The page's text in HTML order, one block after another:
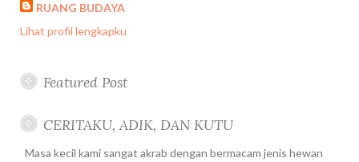
RUANG BUDAYA
Lihat profil lengkapku
Featured Post
CERITAKU, ADIK, DAN KUTU
Masa kecil kami sangat akrab dengan bermacam jenis hewan